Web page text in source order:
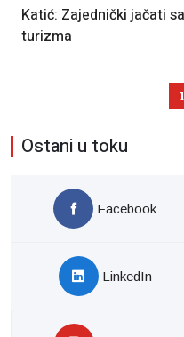
Katić: Zajednički jačati
turizma
Ostani u toku
Facebook
LinkedIn